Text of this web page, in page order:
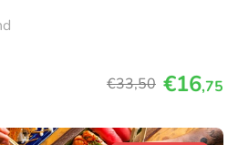
€33,50 €16,75